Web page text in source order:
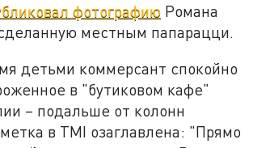
фотографию Романа
местным папарацци.
детьми коммерсант спокойно
в "бутиковом кафе"
– подальше от колонн
в TMI озаглавлена: "Прямо